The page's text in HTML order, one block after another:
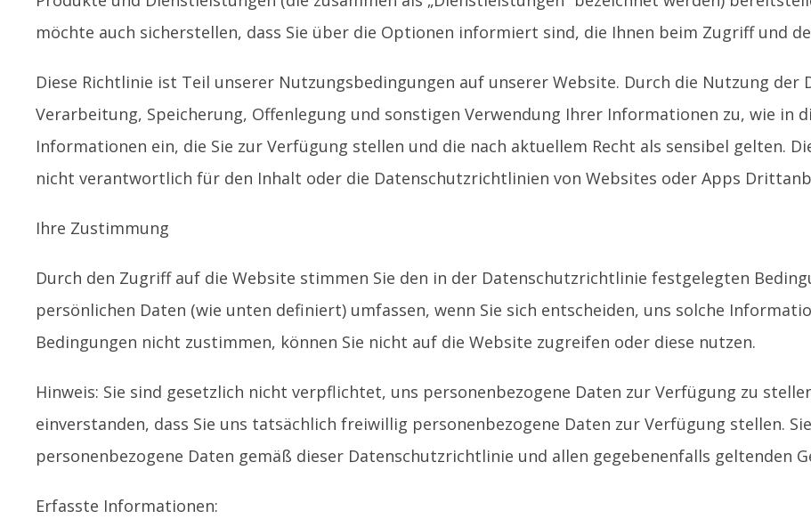
möchte auch sicherstellen, dass Sie über die Optionen informiert sind, die Ihnen beim Zugriff und
Diese Richtlinie ist Teil unserer Nutzungsbedingungen auf unserer Website. Durch die Nutzung
Verarbeitung, Speicherung, Offenlegung und sonstigen Verwendung Ihrer Informationen zu, wie in
Informationen ein, die Sie zur Verfügung stellen und die nach aktuellem Recht als sensibel gelten.
nicht verantwortlich für den Inhalt oder die Datenschutzrichtlinien von Websites oder Apps
Ihre Zustimmung
Durch den Zugriff auf die Website stimmen Sie den in der Datenschutzrichtlinie festgelegten
persönlichen Daten (wie unten definiert) umfassen, wenn Sie sich entscheiden, uns solche
Bedingungen nicht zustimmen, können Sie nicht auf die Website zugreifen oder diese nutzen.
Hinweis: Sie sind gesetzlich nicht verpflichtet, uns personenbezogene Daten zur Verfügung zu
einverstanden, dass Sie uns tatsächlich freiwillig personenbezogene Daten zur Verfügung stellen.
personenbezogene Daten gemäß dieser Datenschutzrichtlinie und allen gegebenenfalls geltenden
Erfasste Informationen: